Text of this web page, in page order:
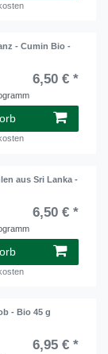
- Cumin Bio -
6,50 € *
aus Sri Lanka -
6,50 € *
- Bio 45 g
6,95 € *